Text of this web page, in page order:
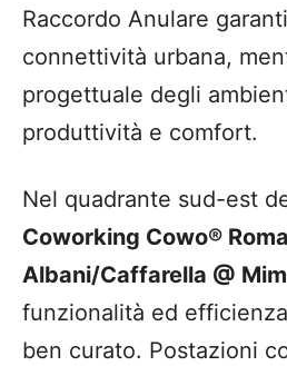
Raccordo Anulare
connettività urbana,
progettuale degli
produttività e comfort.
Nel quadrante sud-est
Coworking Cowo®
Albani/Caffarella @
funzionalità ed
ben curato. Postazioni